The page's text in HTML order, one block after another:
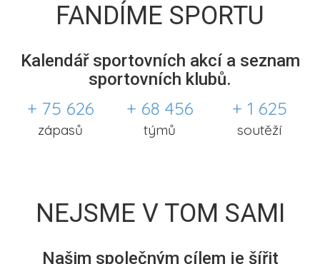
FANDÍME SPORTU
Kalendář sportovních akcí a seznam
sportovních klubů.
+ 75 626
zápasů
+ 68 456
týmů
+ 1 625
soutěží
NEJSME V TOM SAMI
Našim společným cílem je šířit